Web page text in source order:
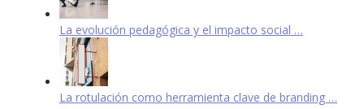
La evolución pedagógica y el impacto social …
La rotulación como herramienta clave de branding …